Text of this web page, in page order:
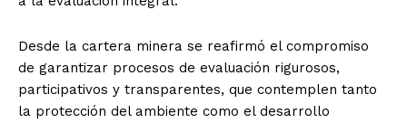
Desde la cartera minera se reafirmó el compromiso
de garantizar procesos de evaluación rigurosos,
participativos y transparentes, que contemplen tanto
la protección del ambiente como el desarrollo